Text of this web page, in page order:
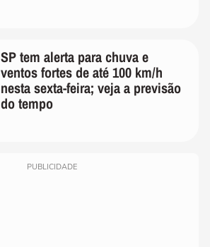
SP tem alerta para chuva e
ventos fortes de até 100 km/h
nesta sexta-feira; veja a previsão
do tempo
PUBLICIDADE